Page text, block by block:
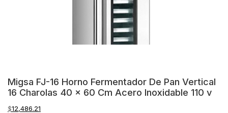
Migsa FJ-16 Horno Fermentador De Pan Vertical
16 Charolas 40 x 60 Cm Acero Inoxidable 110 v
$12,486.21